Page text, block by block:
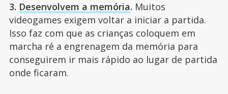
3. Desenvolvem a memória. Muitos
videogames exigem voltar a iniciar a partida.
Isso faz com que as crianças coloquem em
marcha ré a engrenagem da memória para
conseguirem ir mais rápido ao lugar de partida
onde ficaram.